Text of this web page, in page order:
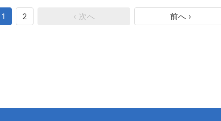
ナ
ビ
ゲ
‹ 次へ 前へ ›
1 2